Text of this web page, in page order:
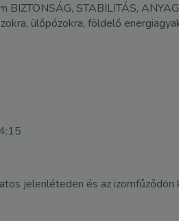
STABILITÁS,
ülőpózokra, földelő
jelenléteden és az